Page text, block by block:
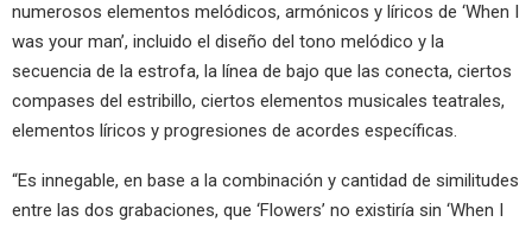
numerosos elementos melódicos, armónicos y líricos de ‘When I
was your man’, incluido el diseño del tono melódico y la
secuencia de la estrofa, la línea de bajo que las conecta, ciertos
compases del estribillo, ciertos elementos musicales teatrales,
elementos líricos y progresiones de acordes específicas.
“Es innegable, en base a la combinación y cantidad de similitudes
entre las dos grabaciones, que ‘Flowers’ no existiría sin ‘When I